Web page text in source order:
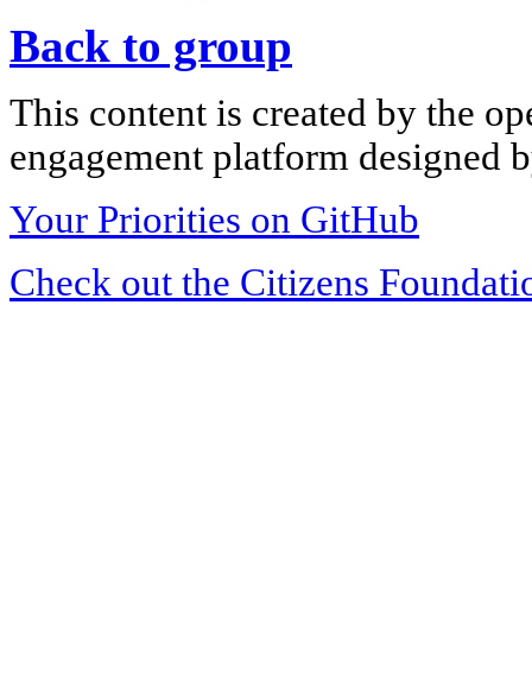
Back to group
This content is created by the
engagement platform designed
Your Priorities on GitHub
Check out the Citizens